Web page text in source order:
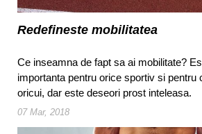
Redefineste mobilitatea
Ce inseamna de fapt sa ai mobilitate?
importanta pentru orice sportiv si pentru
oricui, dar este deseori prost inteleasa.
07 Mar, 2018